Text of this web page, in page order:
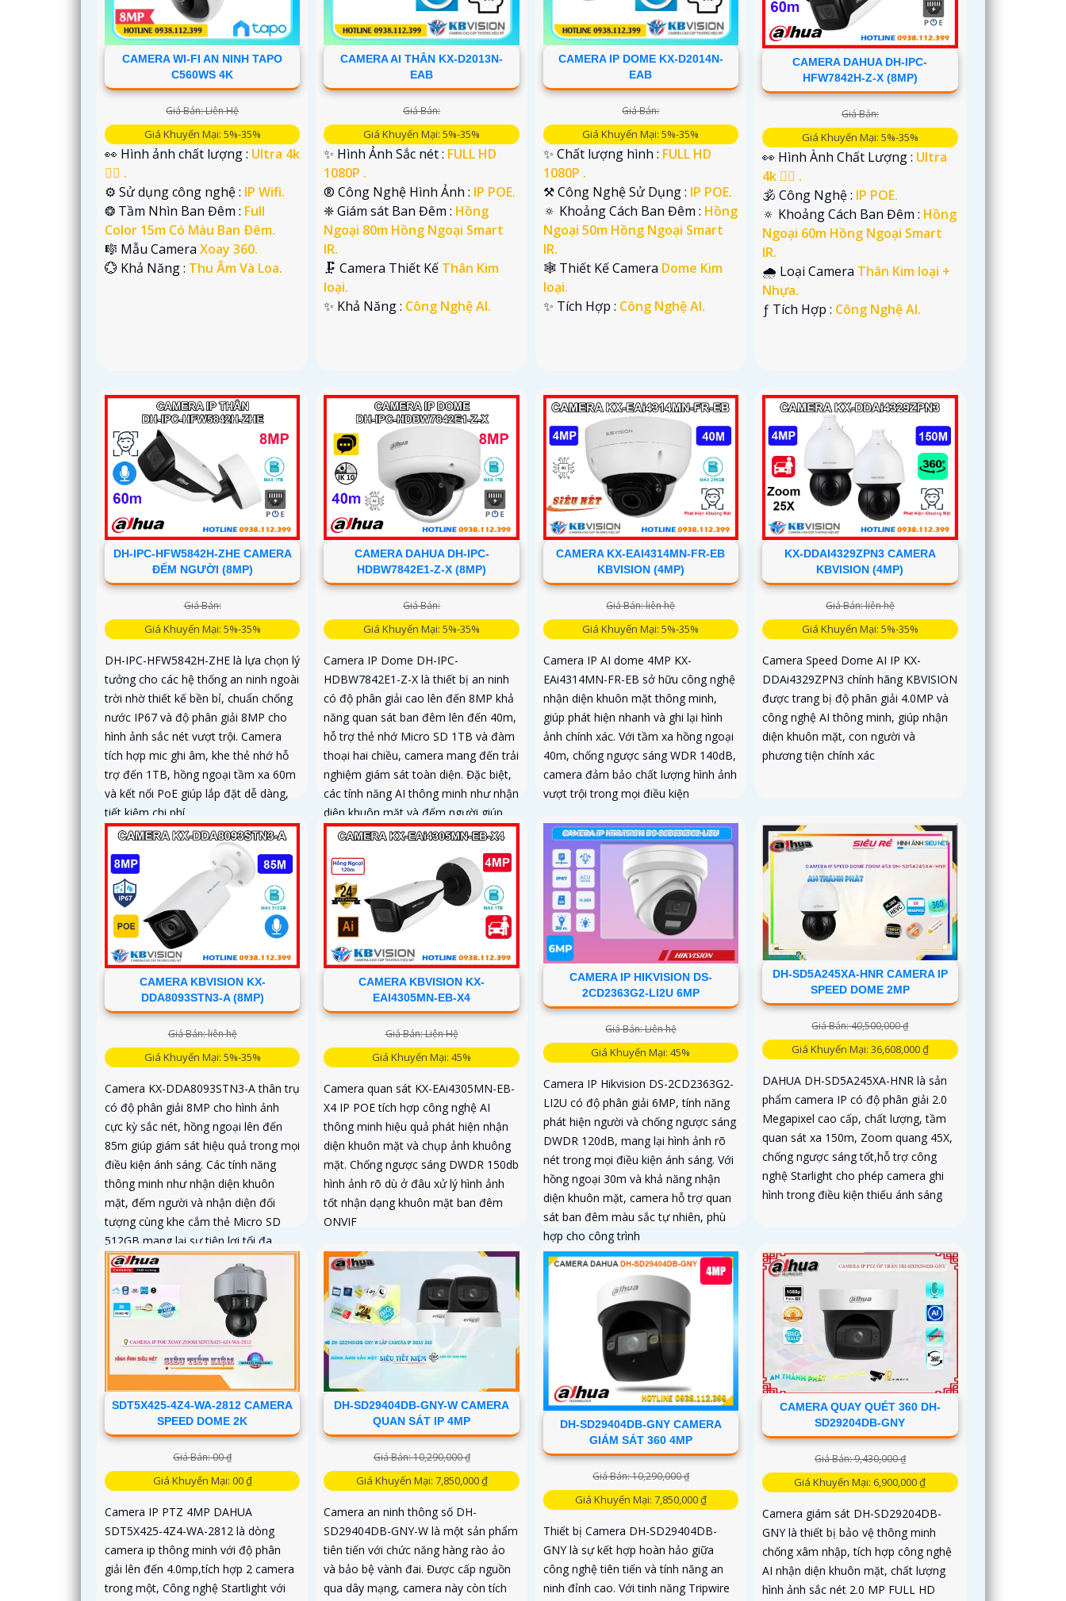
CAMERA WI-FI AN NINH TAPO
C560WS 4K
Giá Bán: Liên Hệ
Giá Khuyến Mại: 5%-35%
👀 Hình ảnh chất lượng : Ultra 4k
👍🏾 .
⚙ Sử dụng công nghệ : IP Wifi.
❂ Tầm Nhìn Ban Đêm : Full
Color 15m Có Màu Ban Ðêm.
🎼️ Mẫu Camera Xoay 360.
️💮 Khả Năng : Thu Âm Và Loa.
CAMERA AI THÂN KX-D2013N-
EAB
Giá Bán:
Giá Khuyến Mại: 5%-35%
✨ Hình Ảnh Sắc nét : FULL HD
1080P .
®️ Công Nghệ Hình Ảnh : IP POE.
❈ Giám sát Ban Đêm : Hồng
Ngoại 80m Hồng Ngoại Smart
IR.
🗜️ Camera Thiết Kế Thân Kim
loại.
️✨ Khả Năng : Công Nghệ AI.
CAMERA IP DOME KX-D2014N-
EAB
Giá Bán:
Giá Khuyến Mại: 5%-35%
✨ Chất lượng hình : FULL HD
1080P .
⚒ Công Nghệ Sử Dụng : IP POE.
🔅 Khoảng Cách Ban Đêm : Hồng
Ngoại 50m Hồng Ngoại Smart
IR.
🕸️ Thiết Kế Camera Dome Kim
loại.
️✨ Tích Hợp : Công Nghệ AI.
CAMERA DAHUA DH-IPC-
HFW7842H-Z-X (8MP)
Giá Bán:
Giá Khuyến Mại: 5%-35%
👀 Hình Ành Chất Lượng : Ultra
4k 👍🏾 .
🕉️ Công Nghệ : IP POE.
🔅 Khoảng Cách Ban Đêm : Hồng
Ngoại 60m Hồng Ngoại Smart
IR.
🌧️ Loại Camera Thân Kim loại +
Nhựa.
️ƒ Tích Hợp : Công Nghệ AI.
DH-IPC-HFW5842H-ZHE CAMERA
ĐẾM NGƯỜI (8MP)
Giá Bán:
Giá Khuyến Mại: 5%-35%
DH-IPC-HFW5842H-ZHE là lựa chọn lý
tưởng cho các hệ thống an ninh ngoài
trời nhờ thiết kế bền bỉ, chuẩn chống
nước IP67 và độ phân giải 8MP cho
hình ảnh sắc nét vượt trội. Camera
tích hợp mic ghi âm, khe thẻ nhớ hỗ
trợ đến 1TB, hồng ngoại tầm xa 60m
và kết nối PoE giúp lắp đặt dễ dàng,
tiết kiệm chi phí
CAMERA DAHUA DH-IPC-
HDBW7842E1-Z-X (8MP)
Giá Bán:
Giá Khuyến Mại: 5%-35%
Camera IP Dome DH-IPC-
HDBW7842E1-Z-X là thiết bị an ninh
có độ phân giải cao lên đến 8MP khả
năng quan sát ban đêm lên đến 40m,
hỗ trợ thẻ nhớ Micro SD 1TB và đàm
thoại hai chiều, camera mang đến trải
nghiệm giám sát toàn diện. Đặc biệt,
các tính năng AI thông minh như nhận
diện khuôn mặt và đếm người giúp
nâng cao hiệu quả quản lý và an ninh
CAMERA KX-EAI4314MN-FR-EB
KBVISION (4MP)
Giá Bán: liên hệ
Giá Khuyến Mại: 5%-35%
Camera IP AI dome 4MP KX-
EAi4314MN-FR-EB sở hữu công nghệ
nhận diện khuôn mặt thông minh,
giúp phát hiện nhanh và ghi lại hình
ảnh chính xác. Với tầm xa hồng ngoại
40m, chống ngược sáng WDR 140dB,
camera đảm bảo chất lượng hình ảnh
vượt trội trong mọi điều kiện
KX-DDAI4329ZPN3 CAMERA
KBVISION (4MP)
Giá Bán: liên hệ
Giá Khuyến Mại: 5%-35%
Camera Speed Dome AI IP KX-
DDAi4329ZPN3 chính hãng KBVISION
được trang bị độ phân giải 4.0MP và
công nghệ AI thông minh, giúp nhận
diện khuôn mặt, con người và
phương tiện chính xác
CAMERA KBVISION KX-
DDA8093STN3-A (8MP)
Giá Bán: liên hệ
Giá Khuyến Mại: 5%-35%
Camera KX-DDA8093STN3-A thân trụ
có độ phân giải 8MP cho hình ảnh
cực kỳ sắc nét, hồng ngoại lên đến
85m giúp giám sát hiệu quả trong mọi
điều kiện ánh sáng. Các tính năng
thông minh như nhận diện khuôn
mặt, đếm người và nhận diện đối
tượng cùng khe cắm thẻ Micro SD
512GB mang lại sự tiện lợi tối đa
được bảo vệ với chuẩn IP67, IK10 và
hỗ trợ PoE, camera đảm bảo hoạt
động ổn định
CAMERA KBVISION KX-
EAI4305MN-EB-X4
Giá Bán: Liên Hệ
Giá Khuyến Mại: 45%
Camera quan sát KX-EAi4305MN-EB-
X4 IP POE tích hợp công nghệ AI
thông minh hiệu quả phát hiện nhận
diện khuôn mặt và chụp ảnh khuông
mặt. Chống ngược sáng DWDR 150db
hình ảnh rõ dù ở đâu xử lý hình ảnh
tốt nhận dạng khuôn mặt ban đêm
ONVIF
CAMERA IP HIKVISION DS-
2CD2363G2-LI2U 6MP
Giá Bán: Liên hệ
Giá Khuyến Mại: 45%
Camera IP Hikvision DS-2CD2363G2-
LI2U có độ phân giải 6MP, tính năng
phát hiện người và chống ngược sáng
DWDR 120dB, mang lại hình ảnh rõ
nét trong mọi điều kiện ánh sáng. Với
hồng ngoại 30m và khả năng nhận
diện khuôn mặt, camera hỗ trợ quan
sát ban đêm màu sắc tự nhiên, phù
hợp cho công trình
DH-SD5A245XA-HNR CAMERA IP
SPEED DOME 2MP
Giá Bán: 40,500,000 ₫
Giá Khuyến Mại: 36,608,000 ₫
DAHUA DH-SD5A245XA-HNR là sản
phẩm camera IP có độ phân giải 2.0
Megapixel cao cấp, chất lượng, tầm
quan sát xa 150m, Zoom quang 45X,
chống ngược sáng tốt,hỗ trợ công
nghệ Starlight cho phép camera ghi
hình trong điều kiện thiếu ánh sáng
SDT5X425-4Z4-WA-2812 CAMERA
SPEED DOME 2K
Giá Bán: 00 ₫
Giá Khuyến Mại: 00 ₫
Camera IP PTZ 4MP DAHUA
SDT5X425-4Z4-WA-2812 là dòng
camera ip thông minh với độ phân
giải lên đến 4.0mp,tích hợp 2 camera
trong một, Công nghệ Startlight với
DH-SD29404DB-GNY-W CAMERA
QUAN SÁT IP 4MP
Giá Bán: 10,290,000 ₫
Giá Khuyến Mại: 7,850,000 ₫
Camera an ninh thông số DH-
SD29404DB-GNY-W là một sản phẩm
tiên tiến với chức năng hàng rào ảo
và bảo bệ vành đai. Được cấp nguồn
qua dây mạng, camera này còn tích
DH-SD29404DB-GNY CAMERA
GIÁM SÁT 360 4MP
Giá Bán: 10,290,000 ₫
Giá Khuyến Mại: 7,850,000 ₫
Thiết bị Camera DH-SD29404DB-
GNY là sự kết hợp hoàn hảo giữa
công nghệ tiên tiến và tính năng an
ninh đỉnh cao. Với tinh năng Tripwire
CAMERA QUAY QUÉT 360 DH-
SD29204DB-GNY
Giá Bán: 9,430,000 ₫
Giá Khuyến Mại: 6,900,000 ₫
Camera giám sát DH-SD29204DB-
GNY là thiết bị bảo vệ thông minh
chống xâm nhập, tích hợp công nghệ
AI nhận diện khuôn mặt, chất lượng
hình ảnh sắc nét 2.0 MP FULL HD